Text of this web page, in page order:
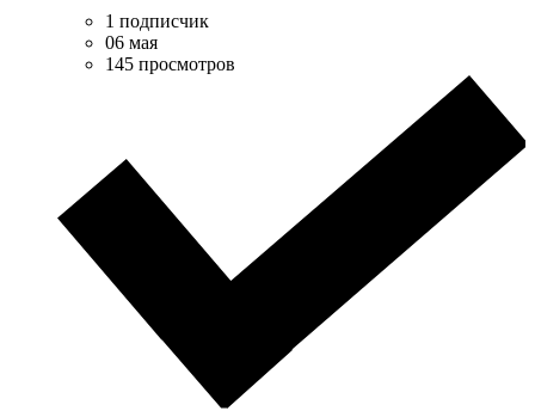
1 подписчик
06 мая
145 просмотров